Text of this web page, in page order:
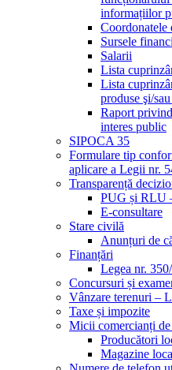
informațiilor
Coordonatele
Sursele
Salarii
Lista
Lista
produse şi/
Raport
interes public
SIPOCA 35
Formulare tip
aplicare a Legii nr.
Transparență
PUG și RLU
E-consultare
Stare civilă
Anunțuri de
Finanțări
Legea nr.
Concursuri și
Vânzare terenuri –
Taxe și impozite
Micii comercianți
Producători
Magazine